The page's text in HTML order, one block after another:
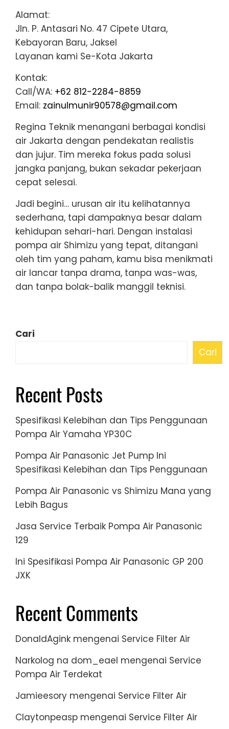
Alamat:
Jln. P. Antasari No. 47 Cipete Utara,
Kebayoran Baru, Jaksel
Layanan kami Se-Kota Jakarta
Kontak:
Call/WA: +62 812-2284-8859
Email: zainulmunir90578@gmail.com
Regina Teknik menangani berbagai kondisi
air Jakarta dengan pendekatan realistis
dan jujur. Tim mereka fokus pada solusi
jangka panjang, bukan sekadar pekerjaan
cepat selesai.
Jadi begini… urusan air itu kelihatannya
sederhana, tapi dampaknya besar dalam
kehidupan sehari-hari. Dengan instalasi
pompa air Shimizu yang tepat, ditangani
oleh tim yang paham, kamu bisa menikmati
air lancar tanpa drama, tanpa was-was,
dan tanpa bolak-balik manggil teknisi.
Cari
Cari
Recent Posts
Spesifikasi Kelebihan dan Tips Penggunaan
Pompa Air Yamaha YP30C
Pompa Air Panasonic Jet Pump Ini
Spesifikasi Kelebihan dan Tips Penggunaan
Pompa Air Panasonic vs Shimizu Mana yang
Lebih Bagus
Jasa Service Terbaik Pompa Air Panasonic
129
Ini Spesifikasi Pompa Air Panasonic GP 200
JXK
Recent Comments
DonaldAgink mengenai Service Filter Air
Narkolog na dom_eael mengenai Service
Pompa Air Terdekat
Jamieesory mengenai Service Filter Air
Claytonpeasp mengenai Service Filter Air